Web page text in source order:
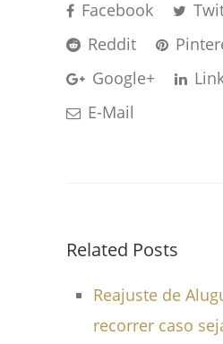
Facebook
Reddit
Google+
E-Mail
Related Posts
Reajuste de
recorrer caso